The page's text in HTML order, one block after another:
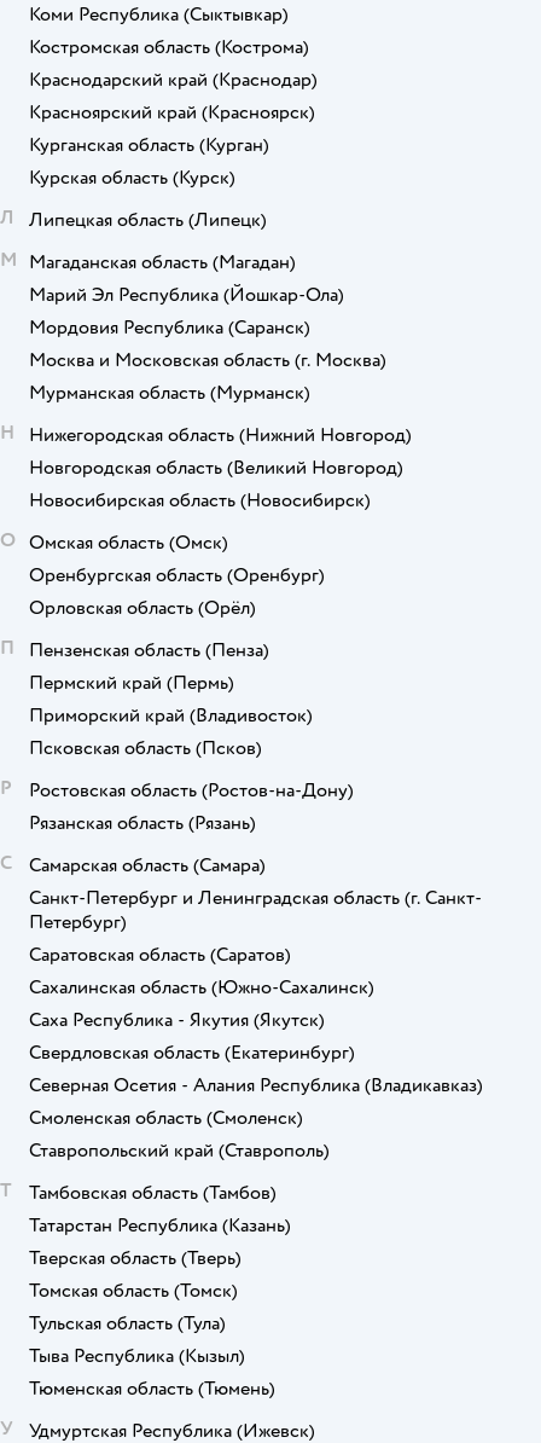
Коми Республика (Сыктывкар)
Костромская область (Кострома)
Краснодарский край (Краснодар)
Красноярский край (Красноярск)
Курганская область (Курган)
Курская область (Курск)
Л
Липецкая область (Липецк)
М Магаданская область (Магадан)
Марий Эл Республика (Йошкар-Ола)
Мордовия Республика (Саранск)
Москва и Московская область (г. Москва)
Мурманская область (Мурманск)
Н
Нижегородская область (Нижний Новгород)
Новгородская область (Великий Новгород)
Новосибирская область (Новосибирск)
О Омская область (Омск)
Оренбургская область (Оренбург)
Орловская область (Орёл)
П
Пензенская область (Пенза)
Пермский край (Пермь)
Приморский край (Владивосток)
Псковская область (Псков)
Р
Ростовская область (Ростов-на-Дону)
Рязанская область (Рязань)
С
Самарская область (Самара)
Санкт-Петербург и Ленинградская область (г. Санкт-
Петербург)
Саратовская область (Саратов)
Сахалинская область (Южно-Сахалинск)
Саха Республика - Якутия (Якутск)
Свердловская область (Екатеринбург)
Северная Осетия - Алания Республика (Владикавказ)
Смоленская область (Смоленск)
Ставропольский край (Ставрополь)
Т
Тамбовская область (Тамбов)
Татарстан Республика (Казань)
Тверская область (Тверь)
Томская область (Томск)
Тульская область (Тула)
Тыва Республика (Кызыл)
Тюменская область (Тюмень)
У
Удмуртская Республика (Ижевск)